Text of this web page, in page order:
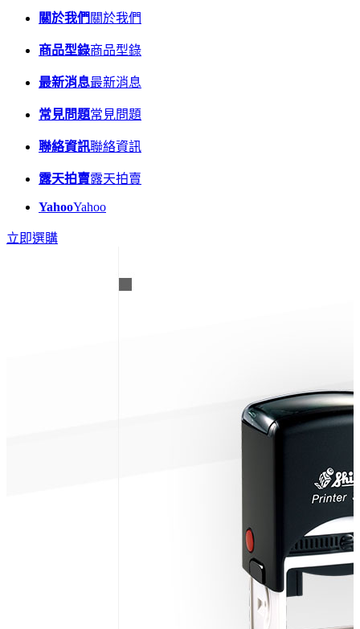
關於我們 關於我們
商品型錄商品型錄
最新消息最新消息
常見問題常見問題
聯絡資訊聯絡資訊
露天拍賣露天拍賣
YahooYahoo
立即選購